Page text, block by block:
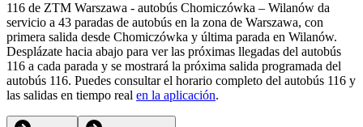
116 de ZTM Warszawa - autobús Chomiczówka – Wilanów da
servicio a 43 paradas de autobús en la zona de Warszawa, con
primera salida desde Chomiczówka y última parada en Wilanów.
Desplázate hacia abajo para ver las próximas llegadas del autobús
116 a cada parada y se mostrará la próxima salida programada del
autobús 116. Puedes consultar el horario completo del autobús 116 y
las salidas en tiempo real en la aplicación.